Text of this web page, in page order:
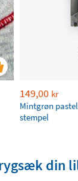
149,00 kr
Mintgrøn
stempel
din